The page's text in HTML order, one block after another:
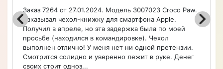
Заказ 7264 от 27.01.2024. Модель 3007023 Croco Paw.
Заказывал чехол-книжку для смартфона Apple.
Получил в апреле, но эта задержка была по моей
просьбе (находился в командировке). Чехол
выполнен отлично! У меня нет ни одной претензии.
Смотрится солидно и уверенно лежит в руке. Денег
своих стоит одноз...